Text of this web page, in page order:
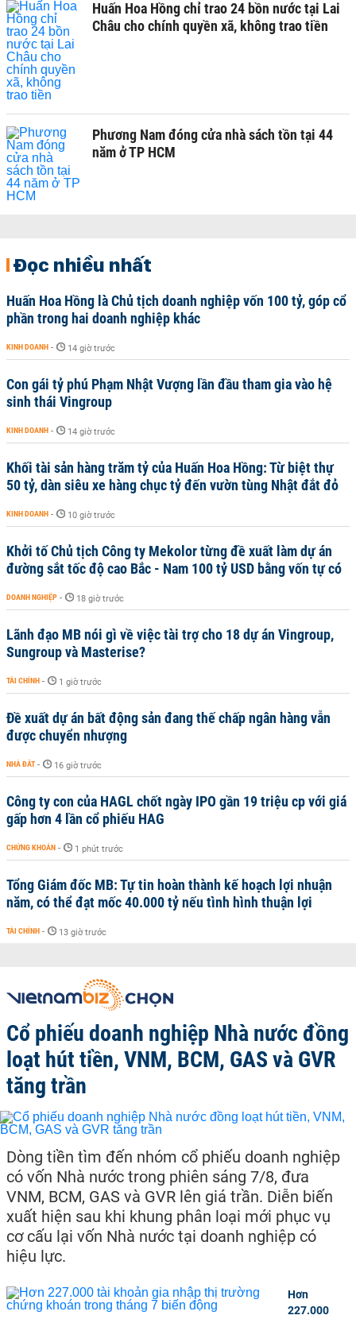
Huấn Hoa Hồng chỉ trao 24 bồn nước tại Lai
Châu cho chính quyền xã, không trao tiền
Phương Nam đóng cửa nhà sách tồn tại 44
năm ở TP HCM
Đọc nhiều nhất
Huấn Hoa Hồng là Chủ tịch doanh nghiệp vốn 100 tỷ, góp cổ
phần trong hai doanh nghiệp khác
KINH DOANH - 14 giờ trước
Con gái tỷ phú Phạm Nhật Vượng lần đầu tham gia vào hệ
sinh thái Vingroup
KINH DOANH - 14 giờ trước
Khối tài sản hàng trăm tỷ của Huấn Hoa Hồng: Từ biệt thự
50 tỷ, dàn siêu xe hàng chục tỷ đến vườn tùng Nhật đắt đỏ
KINH DOANH - 10 giờ trước
Khởi tố Chủ tịch Công ty Mekolor từng đề xuất làm dự án
đường sắt tốc độ cao Bắc - Nam 100 tỷ USD bằng vốn tự có
DOANH NGHIỆP - 18 giờ trước
Lãnh đạo MB nói gì về việc tài trợ cho 18 dự án Vingroup,
Sungroup và Masterise?
TÀI CHÍNH - 1 giờ trước
Đề xuất dự án bất động sản đang thế chấp ngân hàng vẫn
được chuyển nhượng
NHÀ ĐẤT - 16 giờ trước
Công ty con của HAGL chốt ngày IPO gần 19 triệu cp với giá
gấp hơn 4 lần cổ phiếu HAG
CHỨNG KHOÁN - 1 phút trước
Tổng Giám đốc MB: Tự tin hoàn thành kế hoạch lợi nhuận
năm, có thể đạt mốc 40.000 tỷ nếu tình hình thuận lợi
TÀI CHÍNH - 13 giờ trước
Cổ phiếu doanh nghiệp Nhà nước đồng
loạt hút tiền, VNM, BCM, GAS và GVR
tăng trần
Dòng tiền tìm đến nhóm cổ phiếu doanh nghiệp
có vốn Nhà nước trong phiên sáng 7/8, đưa
VNM, BCM, GAS và GVR lên giá trần. Diễn biến
xuất hiện sau khi khung phân loại mới phục vụ
cơ cấu lại vốn Nhà nước tại doanh nghiệp có
hiệu lực.
Hơn
227.000